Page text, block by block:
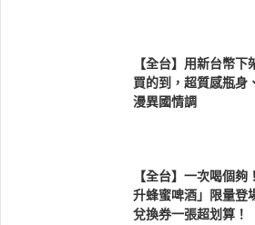
【全台】用新台幣
買的到，超質感瓶身
漫異國情調
【全台】一次喝個
升蜂蜜啤酒」限量
兌換券一張超划算！